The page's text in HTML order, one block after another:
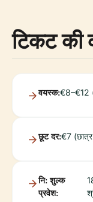
टिकट की
वयस्क:€8–€12
छूट दर:€7
नि: शुल्क
प्रवेश: